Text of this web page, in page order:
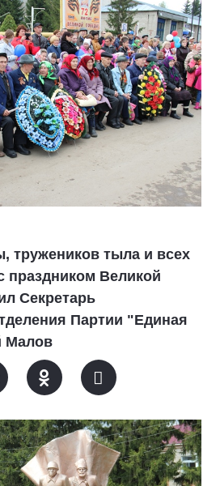
тружеников тыла и всех
праздником Великой
Секретарь
Партии "Единая
Малов